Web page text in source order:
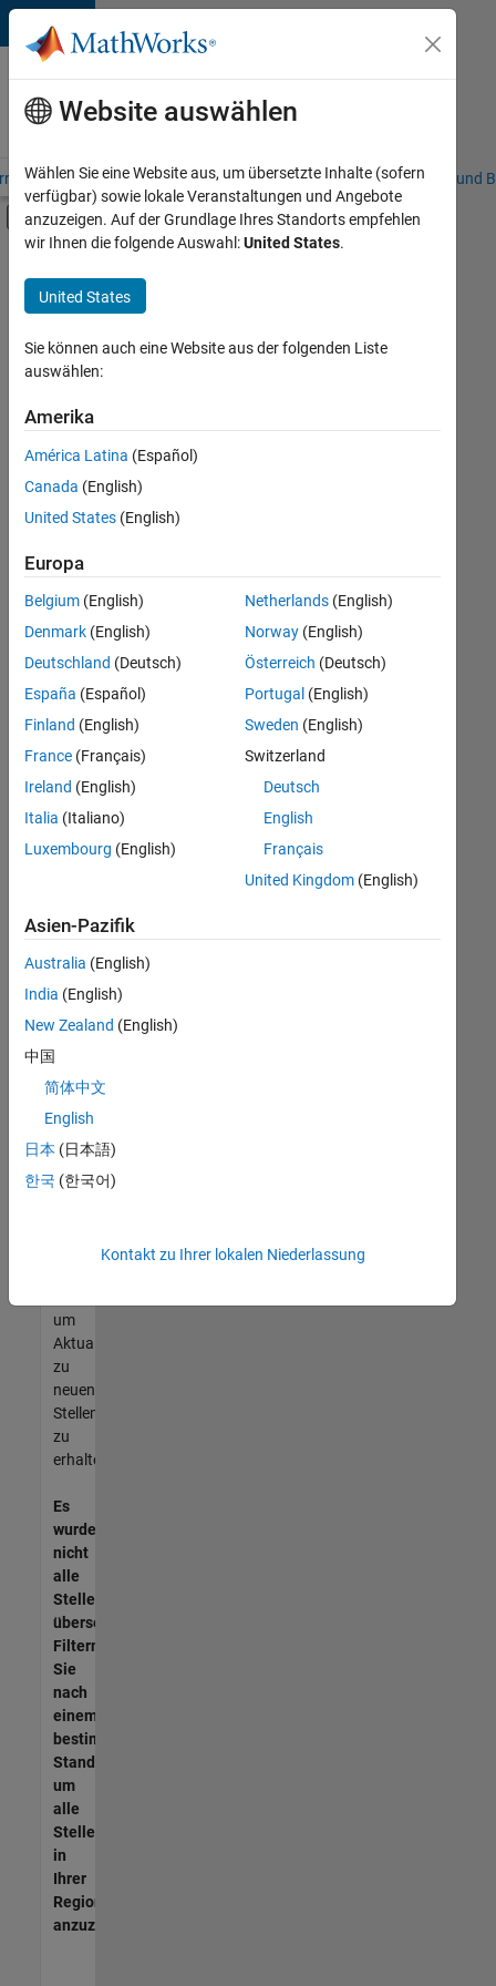
Weiter zum Inhalt
Karriere
bei
MathWorks
– Übersicht Stellensuche Niederlassungen Studierende und
Umschaltung für Off-Canvas-
Hauptinhalt
Praktika
Information Technology
Commercial Sales
Education Sales
Inside Sales
Sales Operations
Business Model Team
Human Resources
+8
Derzeit
es
keine
offenen
Stellen,
Ihren
Suchkriterien
entsprechen.
können
die
Suchkriterien
weiter
fassen
oder
alle
Stellenangebote
anzeigen .
noch
keine
offenen
Stellen
können,
die
Ihren
entsprechen,
werden
unseres
um
Aktualisierungen
zu
neuen
Stellenangeboten
zu
erhalten.
Es
wurden
nicht
alle
Stellen
übersetzt.
Filtern
Sie
nach
einem
bestimmten
Standort,
um
alle
Stellenangebote
in
Ihrer
Region
anzuzeigen.
Website auswählen
Wählen Sie eine Website aus, um übersetzte Inhalte (sofern
verfügbar) sowie lokale Veranstaltungen und Angebote
anzuzeigen. Auf der Grundlage Ihres Standorts empfehlen
wir Ihnen die folgende Auswahl:United States.
United States
Sie können auch eine Website aus der folgenden Liste
auswählen:
Amerika
América Latina (Español)
Canada (English)
United States (English)
Europa
Belgium (English)
Denmark (English)
Deutschland (Deutsch)
España (Español)
Finland (English)
France (Français)
Ireland (English)
Italia (Italiano)
Luxembourg (English)
Netherlands(English)
Norway(English)
Österreich (Deutsch)
Portugal (English)
Sweden (English)
Switzerland
Deutsch
English
Français
United Kingdom(English)
Asien-Pazifik
Australia (English)
India (English)
New Zealand (English)
中国
简体中文
English
日本 (日本語)
한국 (한국어)
Kontakt zu Ihrer lokalen Niederlassung